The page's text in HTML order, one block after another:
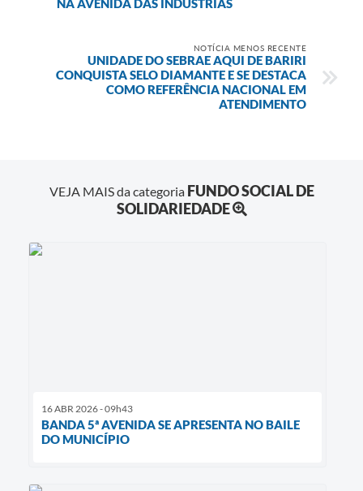
NA AVENIDA DAS INDÚSTRIAS
NOTÍCIA MENOS RECENTE
UNIDADE DO SEBRAE AQUI DE BARIRI
CONQUISTA SELO DIAMANTE E SE DESTACA
COMO REFERÊNCIA NACIONAL EM
ATENDIMENTO
VEJA MAIS da categoria FUNDO SOCIAL DE
SOLIDARIEDADE
16 ABR 2026 - 09h43
BANDA 5ª AVENIDA SE APRESENTA NO BAILE
DO MUNICÍPIO